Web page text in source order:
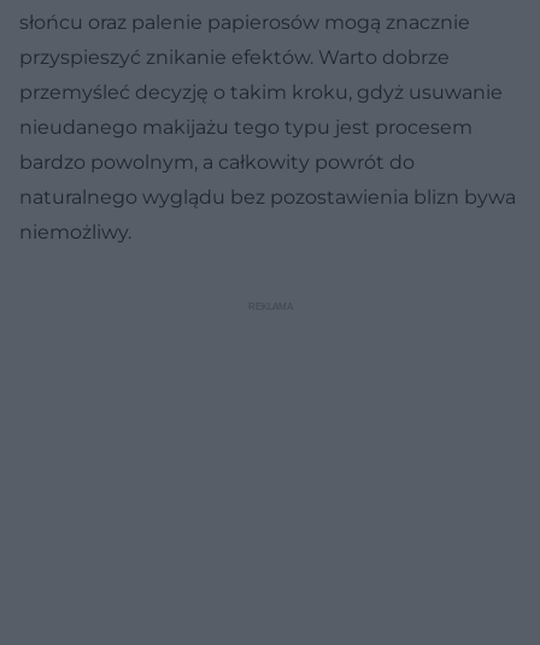
słońcu oraz palenie papierosów mogą znacznie
przyspieszyć znikanie efektów. Warto dobrze
przemyśleć decyzję o takim kroku, gdyż usuwanie
nieudanego makijażu tego typu jest procesem
bardzo powolnym, a całkowity powrót do
naturalnego wyglądu bez pozostawienia blizn bywa
niemożliwy.